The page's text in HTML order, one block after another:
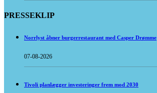
PRESSEKLIP
Norrlyst åbner burgerrestaurant med Casper Drømme
07-08-2026
Tivoli planlægger investeringer frem mod 2030